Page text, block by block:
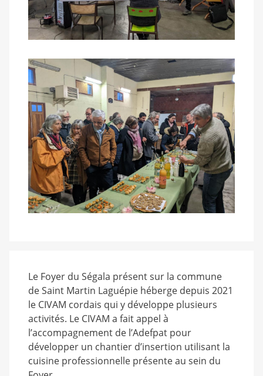
Le Foyer du Ségala présent sur la commune
de Saint Martin Laguépie héberge depuis 2021
le CIVAM cordais qui y développe plusieurs
activités. Le CIVAM a fait appel à
l’accompagnement de l’Adefpat pour
développer un chantier d’insertion utilisant la
cuisine professionnelle présente au sein du